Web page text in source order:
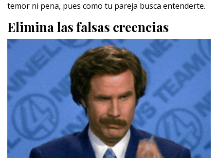
temor ni pena, pues como tu pareja busca entenderte.
Elimina las falsas creencias